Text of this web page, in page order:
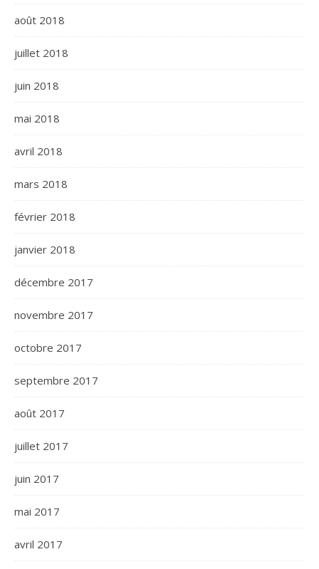
août 2018
juillet 2018
juin 2018
mai 2018
avril 2018
mars 2018
février 2018
janvier 2018
décembre 2017
novembre 2017
octobre 2017
septembre 2017
août 2017
juillet 2017
juin 2017
mai 2017
avril 2017